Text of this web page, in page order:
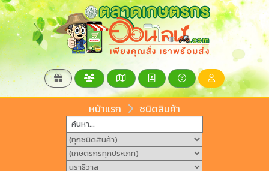
หน้าแรก ชนิดสินค้า